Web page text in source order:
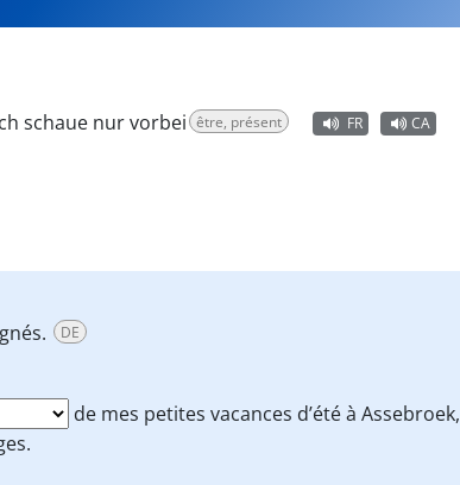
schaue nur vorbei être, présent FR CA
DE
de mes petites vacances d’été à Assebroek,